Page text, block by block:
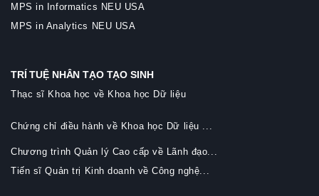
MPS in Informatics NEU USA
MPS in Analytics NEU USA
TRÍ TUỆ NHÂN TẠO TẠO SINH
Thạc sĩ Khoa học về Khoa học Dữ liệu
Chứng chỉ điều hành về Khoa học Dữ liệu ...
Chương trình Quản lý Cao cấp về Lãnh đạo...
Tiến sĩ Quản trị Kinh doanh về Công nghệ...